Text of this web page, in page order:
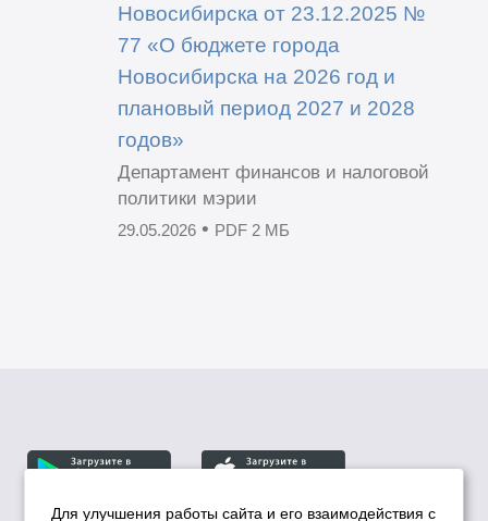
Новосибирска от 23.12.2025 №
77 «О бюджете города
Новосибирска на 2026 год и
плановый период 2027 и 2028
годов»
Департамент финансов и налоговой
политики мэрии
29.05.2026• PDF 2 МБ
Для улучшения работы сайта и его взаимодействия с